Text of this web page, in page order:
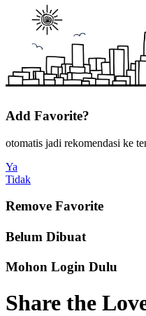
Add Favorite?
otomatis jadi rekomendasi ke
Ya
Tidak
Remove Favorite
Belum Dibuat
Mohon Login Dulu
Share the